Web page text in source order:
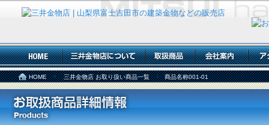
HOME 三井金物店 お取り扱い商品一覧 商品名称001-01